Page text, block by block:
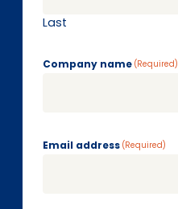
Last
Company name (Required)
Email address (Required)